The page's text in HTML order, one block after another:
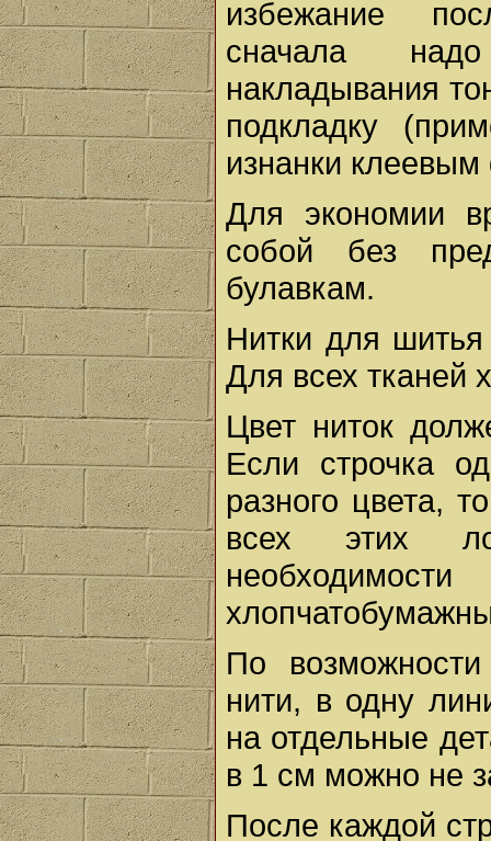
избежание
сначала
накладывания
подкладку
изнанки
Для экономии
собой без
булавкам.
Нитки для
Для всех тканей
Цвет ниток
Если строчка
разного цвета,
всех этих
По
нити, в одну
на отдельные
в 1 см можно не
После каждой